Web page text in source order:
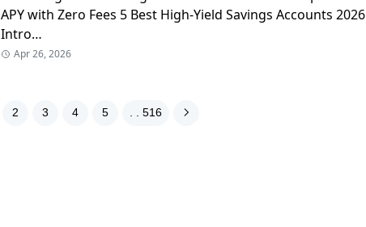
APY with Zero Fees 5 Best High-Yield Savings Accounts 2026
Intro…
Apr 26, 2026
2 3 4 5 . . 516